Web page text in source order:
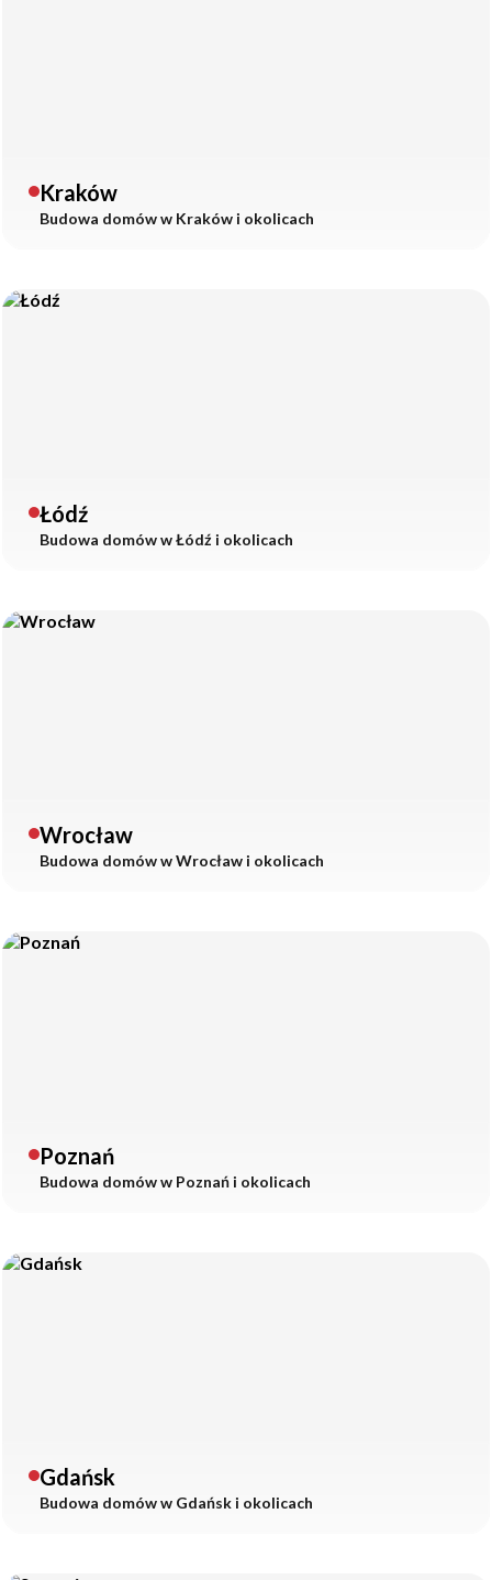
Kraków
Budowa domów w Kraków i okolicach
Łódź
Budowa domów wŁódź i okolicach
Wrocław
Budowa domów wWrocław i okolicach
Poznań
Budowa domów w Poznań i okolicach
Gdańsk
Budowa domów w Gdańsk i okolicach